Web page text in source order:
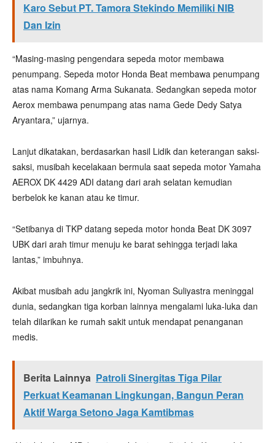
Karo Sebut PT. Tamora Stekindo Memiliki NIB
Dan Izin
“Masing-masing pengendara sepeda motor membawa
penumpang. Sepeda motor Honda Beat membawa penumpang
atas nama Komang Arma Sukanata. Sedangkan sepeda motor
Aerox membawa penumpang atas nama Gede Dedy Satya
Aryantara,” ujarnya.
Lanjut dikatakan, berdasarkan hasil Lidik dan keterangan saksi-
saksi, musibah kecelakaan bermula saat sepeda motor Yamaha
AEROX DK 4429 ADI datang dari arah selatan kemudian
berbelok ke kanan atau ke timur.
“Setibanya di TKP datang sepeda motor honda Beat DK 3097
UBK dari arah timur menuju ke barat sehingga terjadi laka
lantas,” imbuhnya.
Akibat musibah adu jangkrik ini, Nyoman Suliyastra meninggal
dunia, sedangkan tiga korban lainnya mengalami luka-luka dan
telah dilarikan ke rumah sakit untuk mendapat penanganan
medis.
Berita Lainnya Patroli Sinergitas Tiga Pilar
Perkuat Keamanan Lingkungan, Bangun Peran
Aktif Warga Setono Jaga Kamtibmas